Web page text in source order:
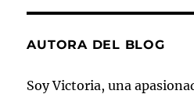
AUTORA DEL BLOG
Soy Victoria, una